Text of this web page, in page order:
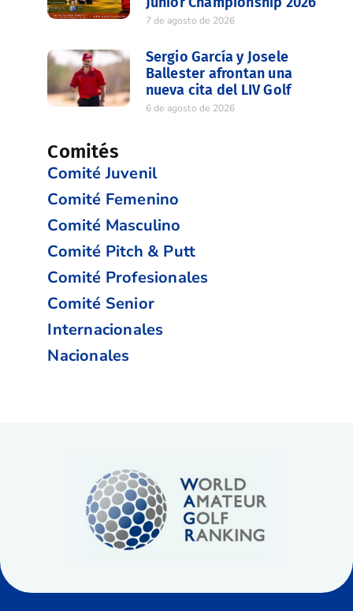
7 de agosto de 2026
Sergio García y Josele
Ballester afrontan una
nueva cita del LIV Golf
6 de agosto de 2026
Comités
Comité Juvenil
Comité Femenino
Comité Masculino
Comité Pitch & Putt
Comité Profesionales
Comité Senior
Internacionales
Nacionales